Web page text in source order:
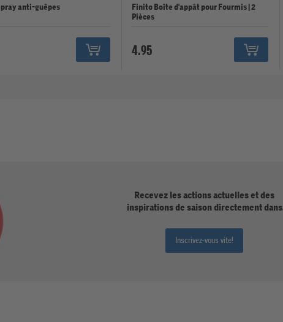
anti-guêpes
Finito Boîte d'appât pour Fourmis | 2
Pièces
4.95
Recevez les actions actuelles et des
inspirations de saison directement dans
Inscrivez-vous vite!